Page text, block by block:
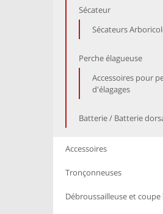
Sécateur
Sécateurs
Perche élagueuse
Accessoires pour
d'élagages
Batterie / Batterie
Accessoires
Tronçonneuses
Débroussailleuse et